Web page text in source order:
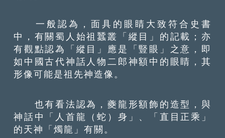
一般認為，面具的眼睛大致符合史書
中，有關蜀人始祖蠶叢「縱目」的記載；亦
有觀點認為「縱目」應是「豎眼」之意，即
如中國古代神話人物二郎神額中的眼睛，其
形像可能是祖先神造像。
也有看法認為，夔龍形額飾的造型，與
神話中「人首龍（蛇）身」、「直目正乘」
的天神「燭龍」有關。